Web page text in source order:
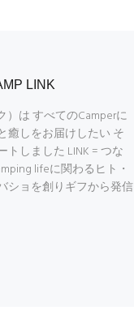
LINK
）は すべてのCamperに
癒しをお届けしたい そ
トしました LINK = つな
lifeに関わるヒト・
ショを創りギフから発信